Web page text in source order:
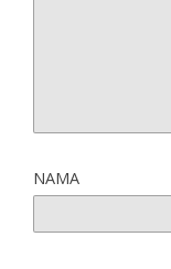
NAMA